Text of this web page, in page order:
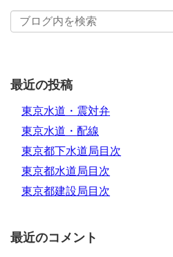
最近の投稿
東京水道・震対弁
東京水道・配線
東京都下水道局目次
東京都水道局目次
東京都建設局目次
最近のコメント